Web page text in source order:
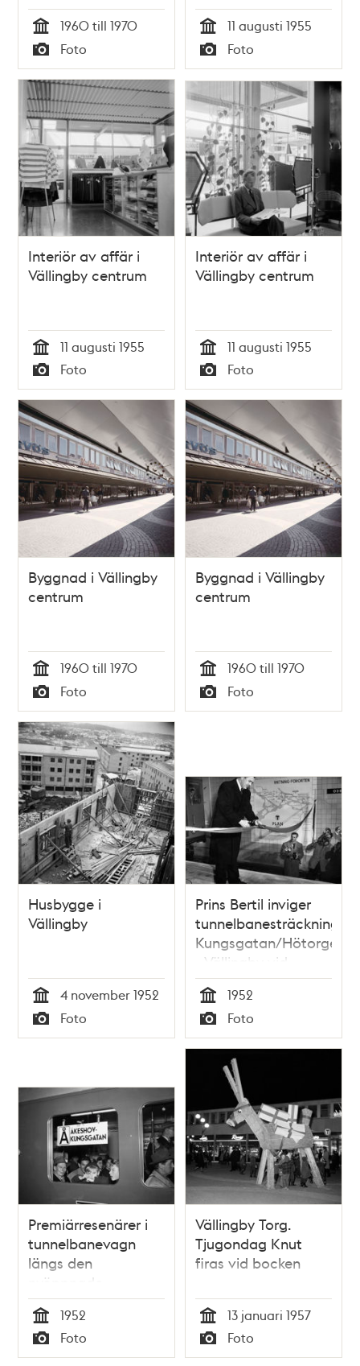
Tid
1960 till 1970
Typ
Foto Tid
11 augusti 1955
Typ
Foto
Interiör av affär i
Vällingby centrum
Tid
11 augusti 1955
Typ
Foto
Interiör av affär i
Vällingby centrum
Tid
11 augusti 1955
Typ
Foto
Byggnad i Vällingby
centrum
Tid
1960 till 1970
Typ
Foto
Byggnad i Vällingby
centrum
Tid
1960 till 1970
Typ
Foto
Husbygge i
Vällingby
Tid
4 november 1952
Typ
Foto
Prins Bertil inviger
tunnelbanesträckningen
Kungsgatan/Hötorget
- Vällingby vid
Odenplans
tunnelbanestation
genom att klippa av
det blågula bandet
framför
premiärtåget.
Tid
1952
Typ
Foto
Premiärresenärer i
tunnelbanevagn
längs den
nyöppnade
tunnelbanesträckan
Kungsgatan/Hötorget
- Vällingby.
Tid
1952
Typ
Foto
Vällingby Torg.
Tjugondag Knut
firas vid bocken
Tid
13 januari 1957
Typ
Foto